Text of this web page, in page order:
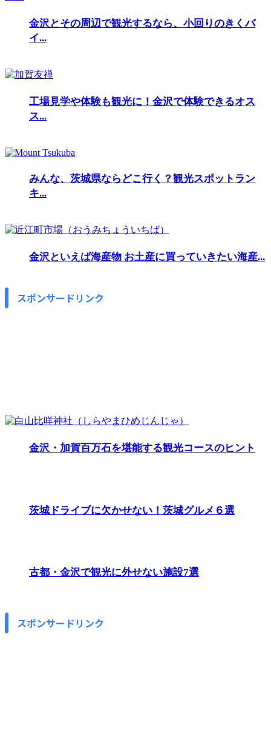
金沢とその周辺で観光するなら、小回りのきくバ
イ...
工場見学や体験も観光に！金沢で体験できるオス
ス...
みんな、茨城県ならどこ行く？観光スポットラン
キ...
金沢といえば海産物 お土産に買っていきたい海産...
スポンサードリンク
金沢・加賀百万石を堪能する観光コースのヒント
茨城ドライブに欠かせない！茨城グルメ６選
古都・金沢で観光に外せない施設7選
スポンサードリンク